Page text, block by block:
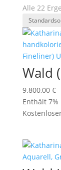
Alle 22
Wald
9.800,00 €
Enthält 7%